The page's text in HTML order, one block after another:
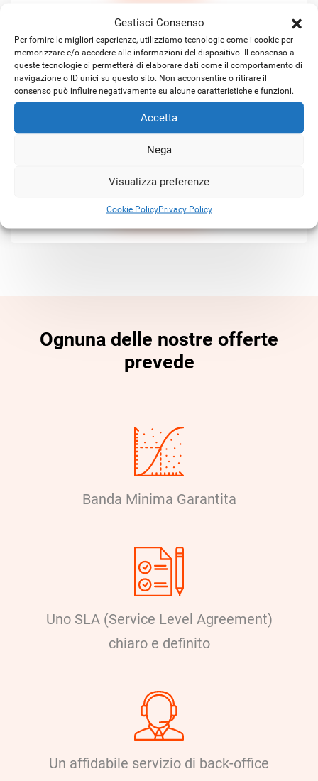
Gestisci Consenso
Per fornire le migliori esperienze, utilizziamo tecnologie come i cookie per
memorizzare e/o accedere alle informazioni del dispositivo. Il consenso a
queste tecnologie ci permetterà di elaborare dati come il comportamento di
navigazione o ID unici su questo sito. Non acconsentire o ritirare il
consenso può influire negativamente su alcune caratteristiche e funzioni.
Accetta
Nega
Visualizza preferenze
Cookie PolicyPrivacy Policy
Satellitare KA-SAT ibrido
Ognuna delle nostre offerte
prevede
Banda Minima Garantita
Uno SLA (Service Level Agreement)
chiaro e definito
Un affidabile servizio di back-office